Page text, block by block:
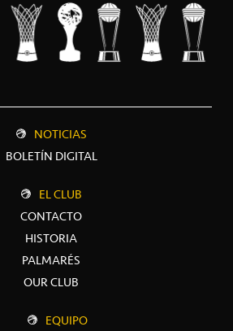
NOTICIAS
BOLETÍN DIGITAL
EL CLUB
CONTACTO
HISTORIA
PALMARÉS
OUR CLUB
EQUIPO